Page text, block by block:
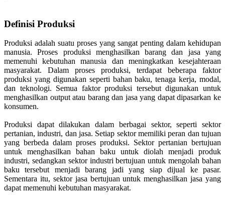
Definisi Produksi
Produksi adalah suatu proses yang sangat penting dalam kehidupan
manusia. Proses produksi menghasilkan barang dan jasa yang
memenuhi kebutuhan manusia dan meningkatkan kesejahteraan
masyarakat. Dalam proses produksi, terdapat beberapa faktor
produksi yang digunakan seperti bahan baku, tenaga kerja, modal,
dan teknologi. Semua faktor produksi tersebut digunakan untuk
menghasilkan output atau barang dan jasa yang dapat dipasarkan ke
konsumen.
Produksi dapat dilakukan dalam berbagai sektor, seperti sektor
pertanian, industri, dan jasa. Setiap sektor memiliki peran dan tujuan
yang berbeda dalam proses produksi. Sektor pertanian bertujuan
untuk menghasilkan bahan baku untuk diolah menjadi produk
industri, sedangkan sektor industri bertujuan untuk mengolah bahan
baku tersebut menjadi barang jadi yang siap dijual ke pasar.
Sementara itu, sektor jasa bertujuan untuk menghasilkan jasa yang
dapat memenuhi kebutuhan masyarakat.